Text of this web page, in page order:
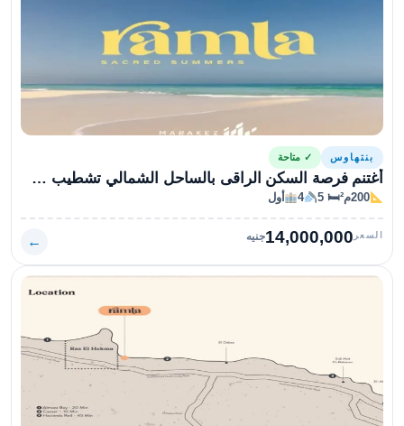
بنتهاوس ✓ متاحة
أغتنم فرصة السكن الراقى بالساحل الشمالي تشطيب سوبر لوكس
200م² 🛏 5
4 أول
السعر 14,000,000جنيه ←